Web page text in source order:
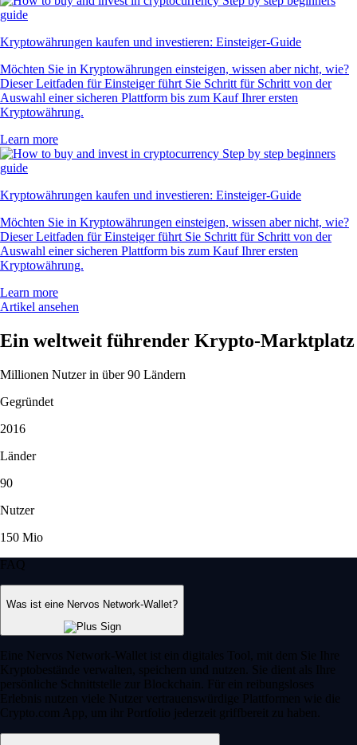
Kryptowährungen kaufen und investieren: Einsteiger-Guide
Möchten Sie in Kryptowährungen einsteigen, wissen aber nicht, wie?
Dieser Leitfaden für Einsteiger führt Sie Schritt für Schritt von der
Auswahl einer sicheren Plattform bis zum Kauf Ihrer ersten
Kryptowährung.
Learn more
Kryptowährungen kaufen und investieren: Einsteiger-Guide
Möchten Sie in Kryptowährungen einsteigen, wissen aber nicht, wie?
Dieser Leitfaden für Einsteiger führt Sie Schritt für Schritt von der
Auswahl einer sicheren Plattform bis zum Kauf Ihrer ersten
Kryptowährung.
Learn more
Artikel ansehen
Ein weltweit führender Krypto-Marktplatz
Millionen Nutzer in über 90 Ländern
Gegründet
2016
Länder
90
Nutzer
150 Mio
FAQ
Was ist eine Nervos Network-Wallet?
Eine Nervos Network-Wallet ist ein digitales Tool, mit dem Sie Ihre
Kryptobestände verwalten, speichern und nutzen. Sie dient als Ihre
persönliche Schnittstelle zur Blockchain. Für ein reibungsloses
Erlebnis nutzen viele Nutzer vertrauenswürdige Plattformen wie die
Crypto.com App, um ihr Portfolio jederzeit griffbereit zu haben.